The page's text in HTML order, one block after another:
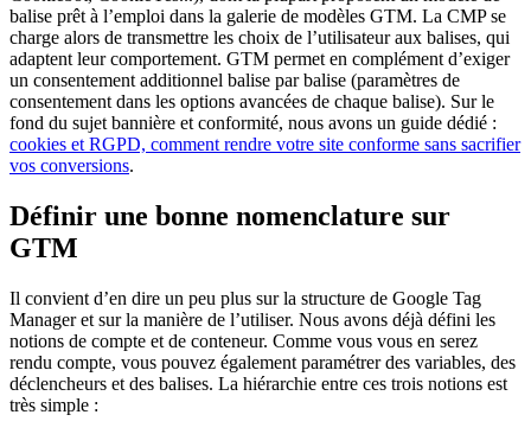
balise prêt à l’emploi dans la galerie de modèles GTM. La CMP se
charge alors de transmettre les choix de l’utilisateur aux balises, qui
adaptent leur comportement. GTM permet en complément d’exiger
un consentement additionnel balise par balise (paramètres de
consentement dans les options avancées de chaque balise). Sur le
fond du sujet bannière et conformité, nous avons un guide dédié :
cookies et RGPD, comment rendre votre site conforme sans sacrifier
vos conversions.
Définir une bonne nomenclature sur
GTM
Il convient d’en dire un peu plus sur la structure de Google Tag
Manager et sur la manière de l’utiliser. Nous avons déjà défini les
notions de compte et de conteneur. Comme vous vous en serez
rendu compte, vous pouvez également paramétrer des variables, des
déclencheurs et des balises. La hiérarchie entre ces trois notions est
très simple :